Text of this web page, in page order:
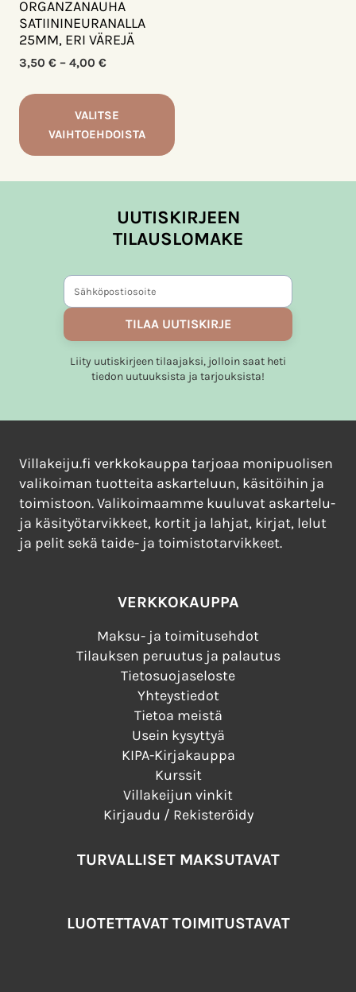
Voit
tehdä
valinnat
sivulla.
ORGANZANAUHA
SATIININEURANALLA
25MM, ERI VÄREJÄ
3,50 € – 4,00 €Hintaluokka:
-
4,00 €
VALITSE
VAIHTOEHDOISTA
tuotteella
valinnat
UUTISKIRJEEN
TILAUSLOMAKE
TILAA UUTISKIRJE
Liity uutiskirjeen tilaajaksi, jolloin saat heti
tiedon uutuuksista ja tarjouksista!
Villakeiju.fi verkkokauppa tarjoaa monipuolisen
valikoiman tuotteita askarteluun, käsitöihin ja
toimistoon. Valikoimaamme kuuluvat askartelu-
ja käsityötarvikkeet, kortit ja lahjat, kirjat, lelut
ja pelit sekä taide- ja toimistotarvikkeet.
VERKKOKAUPPA
Maksu- ja toimitusehdot
Tilauksen peruutus ja palautus
Tietosuojaseloste
Yhteystiedot
Tietoa meistä
Usein kysyttyä
KIPA-Kirjakauppa
Kurssit
Villakeijun vinkit
Kirjaudu / Rekisteröidy
TURVALLISET MAKSUTAVAT
LUOTETTAVAT TOIMITUSTAVAT